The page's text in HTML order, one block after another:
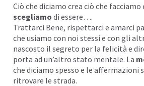
Ciò che diciamo crea ciò che facciamo
scegliamo di essere….
Trattarci Bene, rispettarci e amarci
che usiamo con noi stessi e con gli
nascosto il segreto per la felicità e
porta ad un’altro stato mentale. La
che diciamo spesso e le affermazioni
ritrovare le strada.